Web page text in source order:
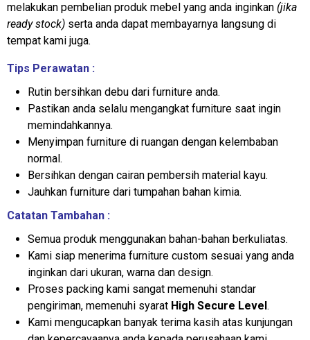
melakukan pembelian produk mebel yang anda inginkan (jika
ready stock) serta anda dapat membayarnya langsung di
tempat kami juga.
Tips Perawatan :
Rutin bersihkan debu dari furniture anda.
Pastikan anda selalu mengangkat furniture saat ingin
memindahkannya.
Menyimpan furniture di ruangan dengan kelembaban
normal.
Bersihkan dengan cairan pembersih material kayu.
Jauhkan furniture dari tumpahan bahan kimia.
Catatan Tambahan :
Semua produk menggunakan bahan-bahan berkuliatas.
Kami siap menerima furniture custom sesuai yang anda
inginkan dari ukuran, warna dan design.
Proses packing kami sangat memenuhi standar
pengiriman, memenuhi syarat High Secure Level.
Kami mengucapkan banyak terima kasih atas kunjungan